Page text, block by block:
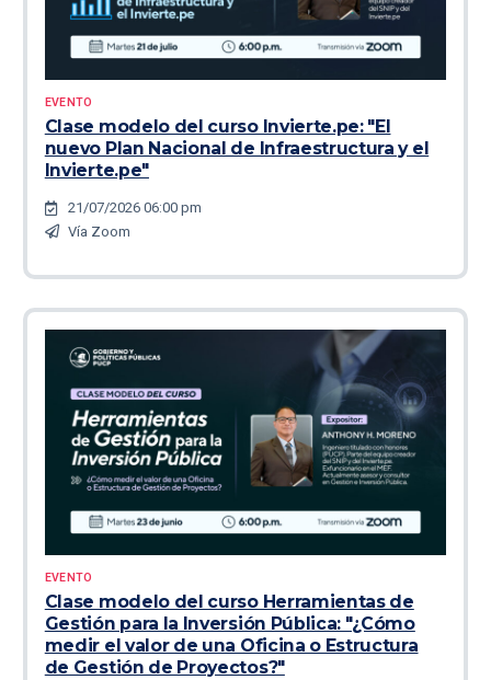
EVENTO
Clase modelo del curso Invierte.pe: "El
nuevo Plan Nacional de Infraestructura y el
Invierte.pe"
21/07/2026 06:00 pm
Vía Zoom
EVENTO
Clase modelo del curso Herramientas de
Gestión para la Inversión Pública: "¿Cómo
medir el valor de una Oficina o Estructura
de Gestión de Proyectos?"